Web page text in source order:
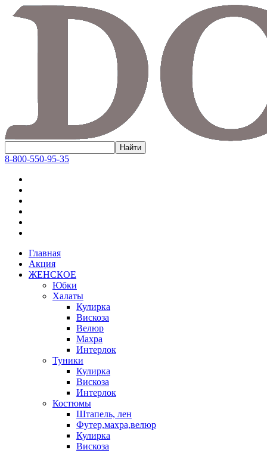
8-800-550-95-35
Главная
Акция
ЖЕНСКОЕ
Юбки
Халаты
Кулирка
Вискоза
Велюр
Махра
Интерлок
Туники
Кулирка
Вискоза
Интерлок
Костюмы
Штапель, лен
Футер,махра,велюр
Кулирка
Вискоза